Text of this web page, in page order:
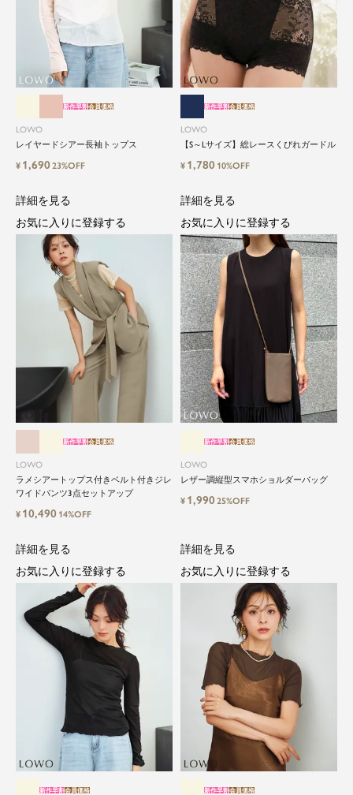
LOWO
レイヤードシアー長袖トップス
新作早割会員価格
¥ 1,69023%OFF
LOWO
【S～Lサイズ】総レースくびれガードル
新作早割会員価格
¥ 1,780 10%OFF
LOWO
ラメシアートップス付きベルト付きジレ
ワイドパンツ3点セットアップ
新作早割会員価格
¥ 10,490 14%OFF
詳細を見る
お気に入りに登録する
LOWO
レザー調縦型スマホショルダーバッグ
新作早割会員価格
¥ 1,99025%OFF
詳細を見る
お気に入りに登録する
新作早割会員価格
詳細を見る
お気に入りに登録する
新作早割会員価格
詳細を見る
お気に入りに登録する